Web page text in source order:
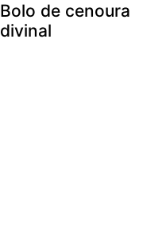
Bolo de cenoura
divinal